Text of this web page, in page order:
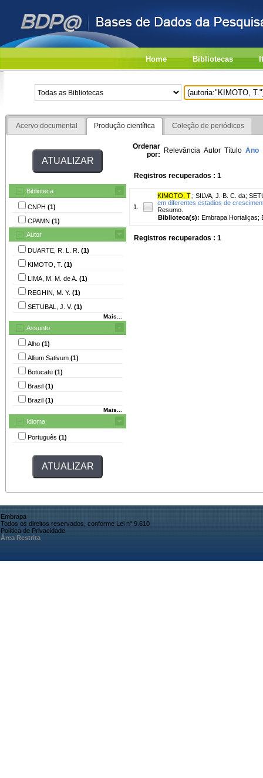
Home Bibliotecas
Acervo documental Produção científica Coleção de periódicos
Biblioteca
CNPH (1)
CPAMN (1)
Autor
DUARTE, R. L. R. (1)
KIMOTO, T. (1)
LIMA, M. M. de A. (1)
REGHIN, M. Y. (1)
SETUBAL, J. V. (1)
Mais...
Assunto
Alho (1)
Allium Sativum (1)
Botucatu (1)
Brasil (1)
Brazil (1)
Mais...
Idioma
Português (1)
Ordenar
por: Relevância Autor Título Ano
Registros recuperados : 1
1.
KIMOTO, T. ; SILVA, J. B. C. da;
em diferentes estadios de
Resumo.
Biblioteca(s): Embrapa Hortaliças;
Registros recuperados : 1
Embrapa
Todos os direitos reservados, conforme Lei n° 9.610
Política de Privacidade
Área Restrita